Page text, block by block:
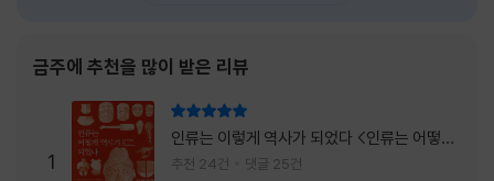
흔적을 따라 낯선 나라를 여행하게 된다는 설정
이 무더운 여름을 벗어나는 피서처럼 흥미롭기
만 하다. 처음에는 단순한 추적 이야기인 줄 알
았는데, 읽을수록 전혀 다른 방향으로 흘러간
다. '왜 이런 일이 벌어졌을까?', '이 사람이 정
말 믿어도
금주에 추천을 많이 받은 리뷰
1
인류는 이렇게 역사가 되었다 <인류는 어떻게
역사가 되었나>
추천 24건 댓글 25건